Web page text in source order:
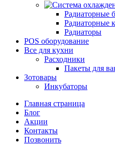
Радиаторные
Радиаторные
Радиаторы
POS оборудование
Все для кухни
Расходники
Пакеты для
Зотовары
Инкубаторы
Главная страница
Блог
Акции
Контакты
Позвонить